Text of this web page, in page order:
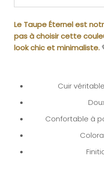
Le Taupe Éternel est
pas à choisir cette
look chic et minimaliste.
Cuir
Confortable à